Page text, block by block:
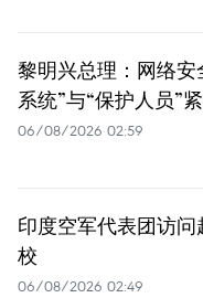
黎明兴总理：网络安
系统”与“保护人员”
06/08/2026 02:59
印度空军代表团访
校
06/08/2026 02:49